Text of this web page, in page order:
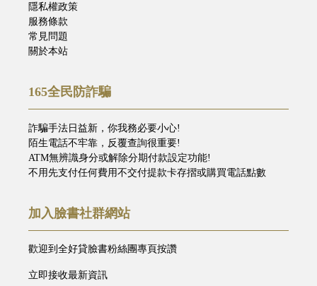
隱私權政策
服務條款
常見問題
關於本站
165全民防詐騙
詐騙手法日益新，你我務必要小心!
陌生電話不牢靠，反覆查詢很重要!
ATM無辨識身分或解除分期付款設定功能!
不用先支付任何費用不交付提款卡存摺或購買電話點數
加入臉書社群網站
歡迎到全好貸臉書粉絲團專頁按讚
立即接收最新資訊